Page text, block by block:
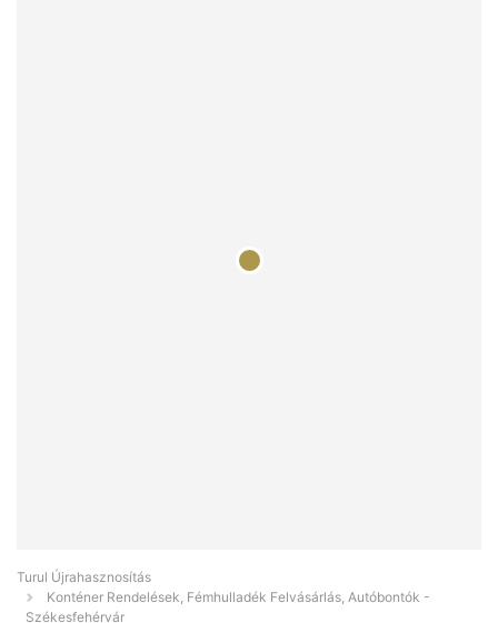
Turul Újrahasznosítás
Konténer Rendelések, Fémhulladék Felvásárlás, Autóbontók -
Székesfehérvár